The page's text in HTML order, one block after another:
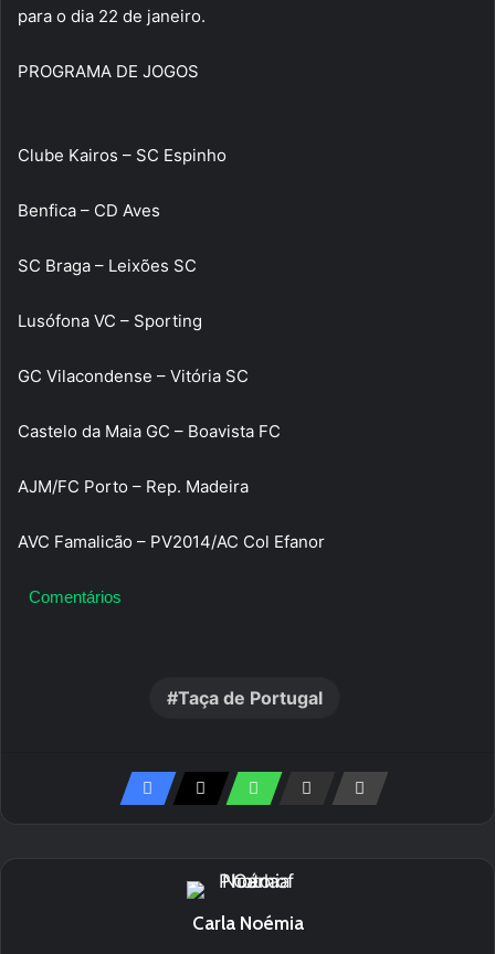
para o dia 22 de janeiro.
PROGRAMA DE JOGOS
Clube Kairos – SC Espinho
Benfica – CD Aves
SC Braga – Leixões SC
Lusófona VC – Sporting
GC Vilacondense – Vitória SC
Castelo da Maia GC – Boavista FC
AJM/FC Porto – Rep. Madeira
AVC Famalicão – PV2014/AC Col Efanor
Comentários
Taça de Portugal
Carla Noémia